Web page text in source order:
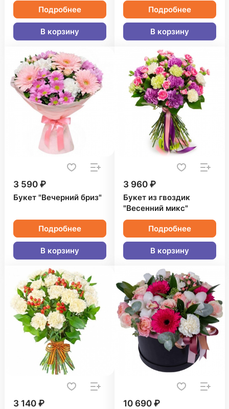
Подробнее
В корзину
Подробнее
В корзину
3 590 ₽
Букет "Вечерний бриз"
Подробнее
В корзину
3 960 ₽
Букет из гвоздик
"Весенний микс"
Подробнее
В корзину
3 140 ₽ 10 690 ₽